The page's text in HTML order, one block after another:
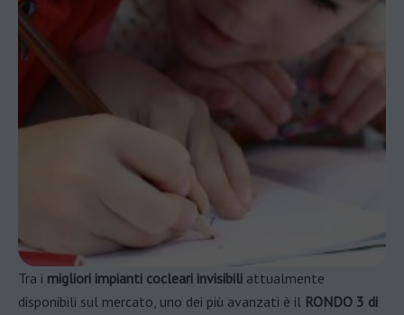
Tra i migliori impianti cocleari invisibili attualmente
disponibili sul mercato, uno dei più avanzati è il RONDO 3 di